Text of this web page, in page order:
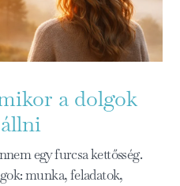
a dolgok
egy furcsa kettősség.
munka, feladatok,